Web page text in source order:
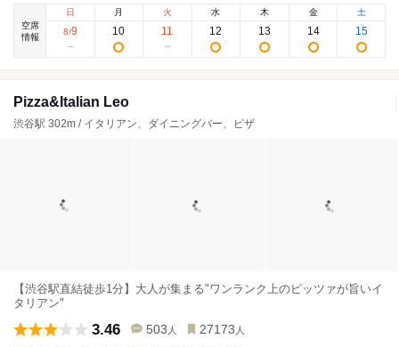
空席
情報
日
8/9
月
10
火
11
水
12
木
13
金
14
土
15
Pizza&Italian Leo
渋谷駅 302m / イタリアン、ダイニングバー、ピザ
【渋谷駅直結徒歩1分】大人が集まる"ワンランク上のピッツァが旨いイ
タリアン"
3.46 503 人 27173 人